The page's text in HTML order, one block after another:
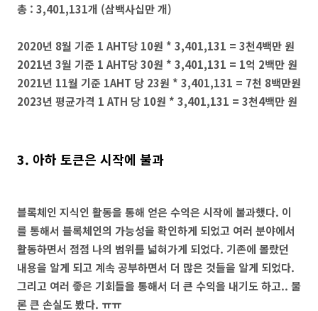
총 : 3,401,131개 (삼백사십만 개)
2020년 8월 기준 1 AHT당 10원 * 3,401,131 = 3천4백만 원
2021년 3월 기준 1 AHT당 30원 * 3,401,131 = 1억 2백만 원
2021년 11월 기준 1AHT 당 23원 * 3,401,131 = 7천 8백만원
2023년 평균가격 1 ATH 당 10원 * 3,401,131 = 3천4백만 원
3. 아하 토큰은 시작에 불과
블록체인 지식인 활동을 통해 얻은 수익은 시작에 불과했다. 이
를 통해서 블록체인의 가능성을 확인하게 되었고 여러 분야에서
활동하면서 점점 나의 범위를 넓혀가게 되었다. 기존에 몰랐던
내용을 알게 되고 계속 공부하면서 더 많은 것들을 알게 되었다.
그리고 여러 좋은 기회들을 통해서 더 큰 수익을 내기도 하고.. 물
론 큰 손실도 봤다. ㅠㅠ